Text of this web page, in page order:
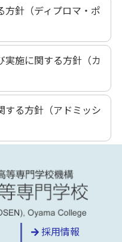
方針（ディプロマ・ポ
実施に関する方針（カ
する方針（アドミッシ
採用情報